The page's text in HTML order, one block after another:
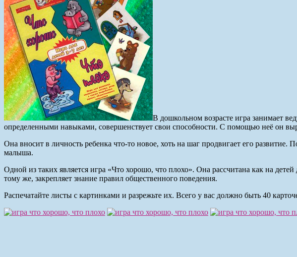
В дошкольном возрасте игра занимает
определенными навыками, совершенствует свои способности. С помощью неё он
Она вносит в личность ребенка что-то новое, хоть на шаг продвигает его
малыша.
Одной из таких является игра «Что хорошо, что плохо». Она рассчитана как на
тому же, закрепляет знание правил общественного поведения.
Распечатайте листы с картинками и разрежьте их. Всего у вас должно быть 40